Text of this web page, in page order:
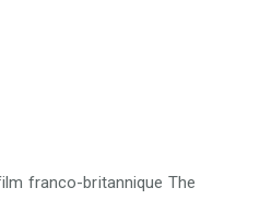
franco-britannique The